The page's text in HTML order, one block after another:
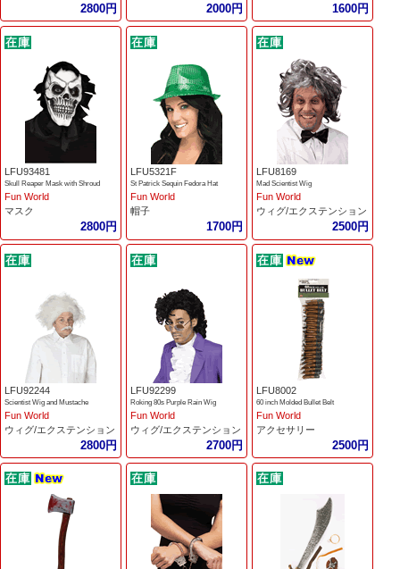
2800円 2000円 1600円
LFU93481
Skull Reaper Mask with Shroud
Fun World
マスク
2800円
LFU5321F
St Patrick Sequin Fedora Hat
Fun World
帽子
1700円
LFU8169
Mad Scientist Wig
Fun World
ウィグ/エクステンション
2500円
LFU92244
Scientist Wig and Mustache
Fun World
ウィグ/エクステンション
2800円
LFU92299
Roking 80s Purple Rain Wig
Fun World
ウィグ/エクステンション
2700円
LFU8002
60 inch Molded Bullet Belt
Fun World
アクセサリー
2500円